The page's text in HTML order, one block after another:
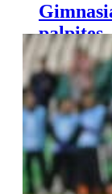
palpites,
–